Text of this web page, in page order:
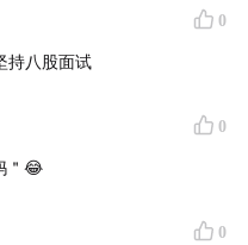
节目。几位程序员主播/
试展开，从测试结果、
开发岗位的冲击、前后端
当下求职市场的真实体
后半段讨论逐渐深入，
0
持八股面试
0
＂😂
0